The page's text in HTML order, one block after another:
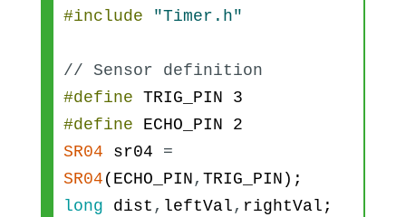
#include
"Timer.h"
// Sensor definition
#define TRIG_PIN
3
#define
ECHO_PIN
2
SR04
sr04
=
SR04 ( ECHO_PIN , TRIG_PIN ) ;
long
dist , leftVal , rightVal ;